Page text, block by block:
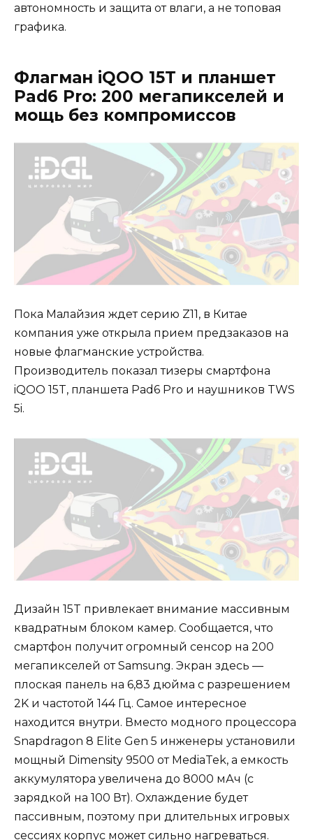
автономность и защита от влаги, а не топовая
графика.
Флагман iQOO 15T и планшет
Pad6 Pro: 200 мегапикселей и
мощь без компромиссов
Пока Малайзия ждет серию Z11, в Китае
компания уже открыла прием предзаказов на
новые флагманские устройства.
Производитель показал тизеры смартфона
iQOO 15T, планшета Pad6 Pro и наушников TWS
5i.
Дизайн 15T привлекает внимание массивным
квадратным блоком камер. Сообщается, что
смартфон получит огромный сенсор на 200
мегапикселей от Samsung. Экран здесь —
плоская панель на 6,83 дюйма с разрешением
2K и частотой 144 Гц. Самое интересное
находится внутри. Вместо модного процессора
Snapdragon 8 Elite Gen 5 инженеры установили
мощный Dimensity 9500 от MediaTek, а емкость
аккумулятора увеличена до 8000 мАч (с
зарядкой на 100 Вт). Охлаждение будет
пассивным, поэтому при длительных игровых
сессиях корпус может сильно нагреваться.